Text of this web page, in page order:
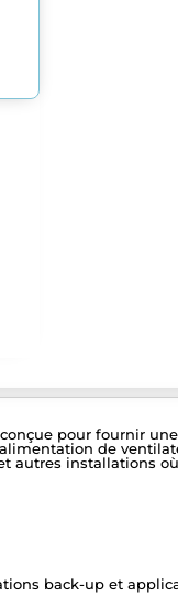
pour fournir
de
autres installations
back-up et